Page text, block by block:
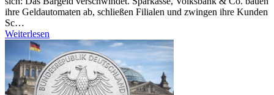
ihre Geldautomaten ab, schließen Filialen und zwingen ihre Kunden
Sc…
Weiterlesen